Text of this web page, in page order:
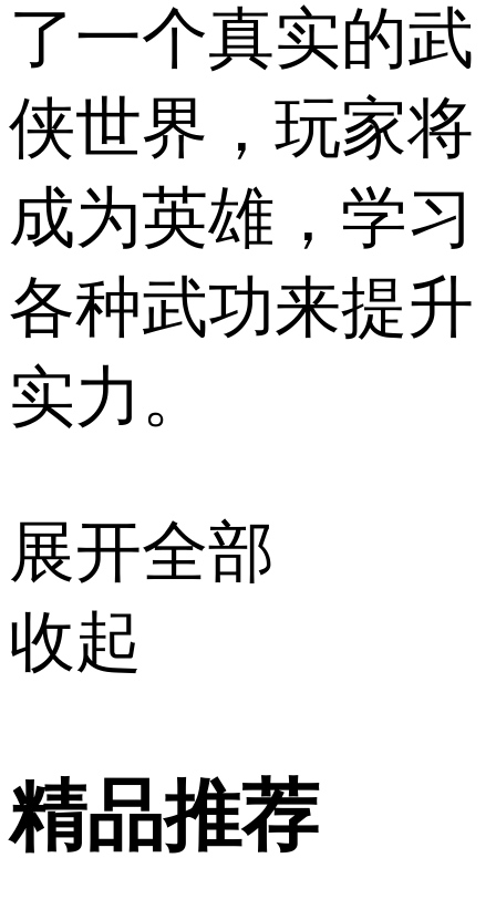
了一个真实的武
侠世界，玩家将
成为英雄，学习
各种武功来提升
实力。
展开全部
收起
精品推荐